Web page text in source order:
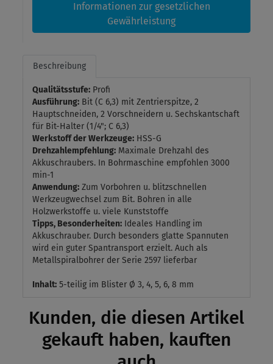
Informationen zur gesetzlichen
Gewährleistung
Beschreibung
Qualitätsstufe: Profi
Ausführung: Bit (C 6,3) mit Zentrierspitze, 2
Hauptschneiden, 2 Vorschneidern u. Sechskantschaft
für Bit-Halter (1/4"; C 6,3)
Werkstoff der Werkzeuge: HSS-G
Drehzahlempfehlung: Maximale Drehzahl des
Akkuschraubers. In Bohrmaschine empfohlen 3000
min-1
Anwendung: Zum Vorbohren u. blitzschnellen
Werkzeugwechsel zum Bit. Bohren in alle
Holzwerkstoffe u. viele Kunststoffe
Tipps, Besonderheiten: Ideales Handling im
Akkuschrauber. Durch besonders glatte Spannuten
wird ein guter Spantransport erzielt. Auch als
Metallspiralbohrer der Serie 2597 lieferbar
Inhalt: 5-teilig im Blister Ø 3, 4, 5, 6, 8 mm
Kunden, die diesen Artikel
gekauft haben, kauften